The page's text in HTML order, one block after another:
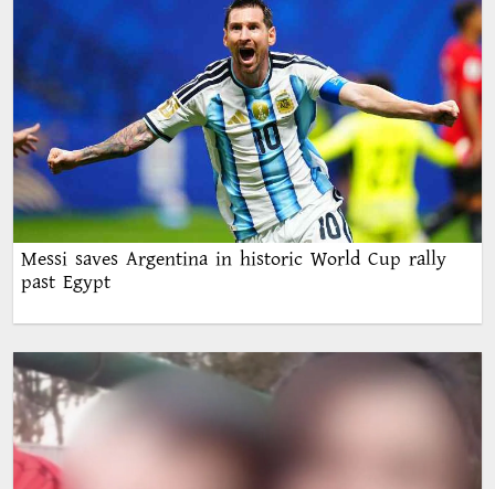
Messi saves Argentina in historic World Cup rally
past Egypt